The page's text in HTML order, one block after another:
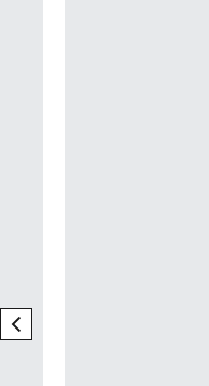
previous element